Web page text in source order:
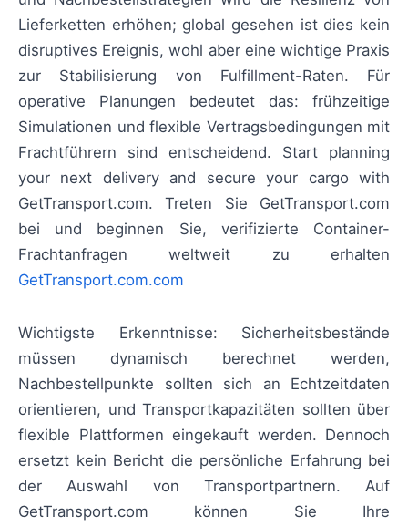
Lieferketten erhöhen; global gesehen ist dies kein
disruptives Ereignis, wohl aber eine wichtige Praxis
zur Stabilisierung von Fulfillment-Raten. Für
operative Planungen bedeutet das: frühzeitige
Simulationen und flexible Vertragsbedingungen mit
Frachtführern sind entscheidend. Start planning
your next delivery and secure your cargo with
GetTransport.com. Treten Sie GetTransport.com
bei und beginnen Sie, verifizierte Container-
Frachtanfragen weltweit zu erhalten
GetTransport.com.com
Wichtigste Erkenntnisse: Sicherheitsbestände
müssen dynamisch berechnet werden,
Nachbestellpunkte sollten sich an Echtzeitdaten
orientieren, und Transportkapazitäten sollten über
flexible Plattformen eingekauft werden. Dennoch
ersetzt kein Bericht die persönliche Erfahrung bei
der Auswahl von Transportpartnern. Auf
GetTransport.com können Sie Ihre